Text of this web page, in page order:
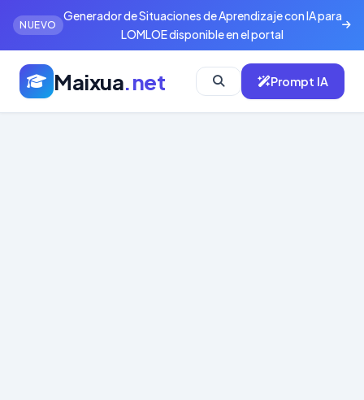
NUEVO
Generador de Situaciones de Aprendizaje con IA para
LOMLOE disponible en el portal
Maixua.net Prompt IA